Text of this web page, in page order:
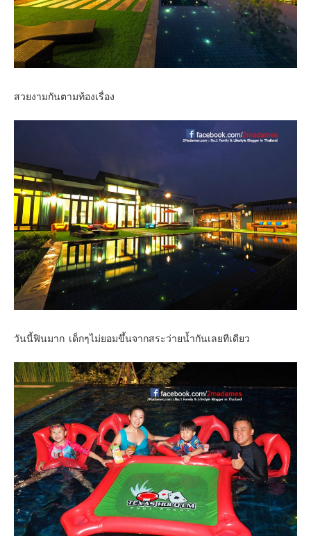
สวยงามกันตามท้องเรื่อง
วันนี้ฟินมาก เด็กๆไม่ยอมขึ้นจากสระว่ายน้ำกันเลยทีเดียว